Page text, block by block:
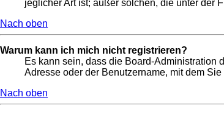
jeglicher Art ist; außer solchen, die unter der
Nach oben
Warum kann ich mich nicht registrieren?
Es kann sein, dass die Board-Administration
Adresse oder der Benutzername, mit dem
Nach oben